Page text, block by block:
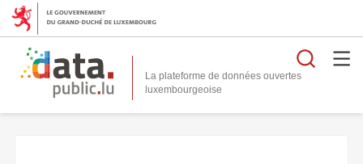
La plateforme de données ouvertes